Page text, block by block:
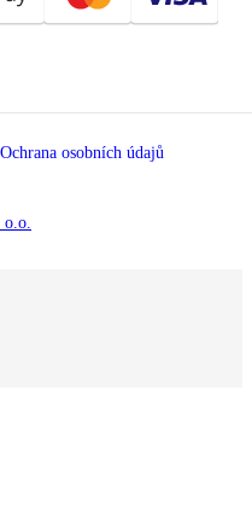
Ochrana osobních údajů
o.o.